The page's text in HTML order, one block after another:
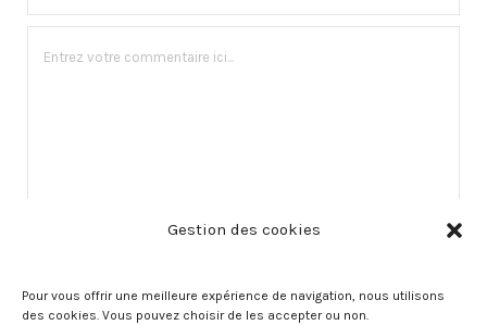
Gestion des cookies
Pour vous offrir une meilleure expérience de navigation, nous utilisons
des cookies. Vous pouvez choisir de les accepter ou non.